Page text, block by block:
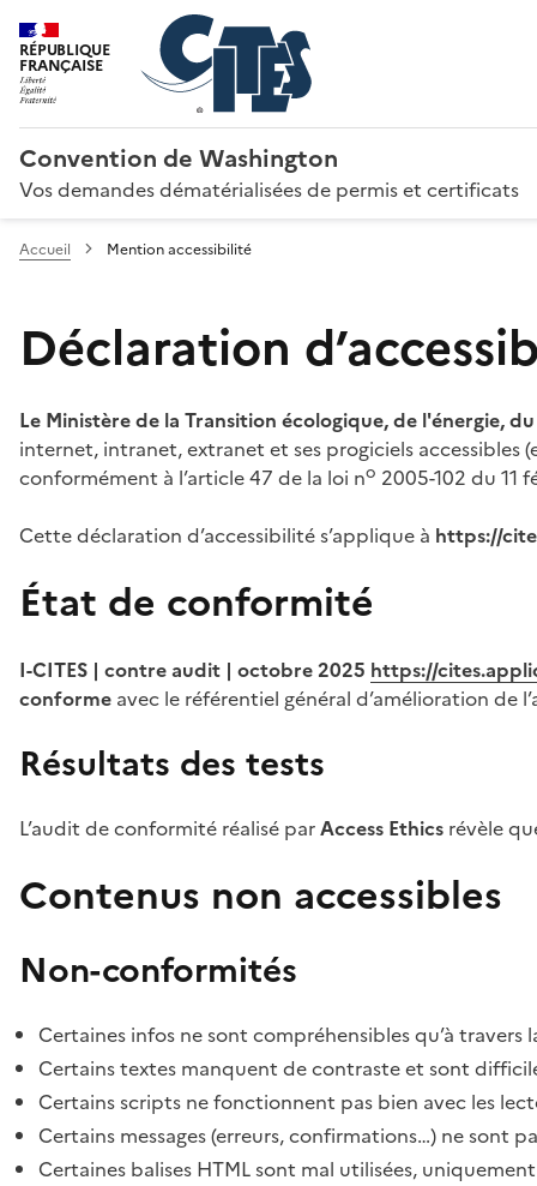
RÉPUBLIQUE
FRANÇAISE
Convention de Washington
Vos demandes dématérialisées de permis et certificats
Accueil Mention accessibilité
Déclaration
Le Ministère de la Transition écologique, de l'énergie,
internet, intranet, extranet et ses progiciels
conformément à l’article 47 de la loi no 2005-102 du 11
Cette déclaration d’accessibilité s’applique à https://
État de conformité
I-CITES | contre audit | octobre 2025 https://
conforme avec le référentiel général d’amélioration de
Résultats des tests
L’audit de conformité réalisé parAccess Ethics révèle
Contenus non accessibles
Non-conformités
Certaines infos ne sont compréhensibles qu’à travers
Certains textes manquent de contraste et sont
Certains scripts ne fonctionnent pas bien avec les
Certains messages (erreurs, confirmations…) ne sont
Certaines balises HTML sont mal utilisées,